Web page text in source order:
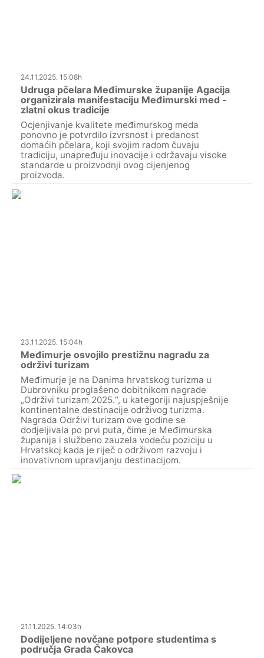
24.11.2025. 15:08h
Udruga pčelara Međimurske županije Agacija
organizirala manifestaciju Međimurski med -
zlatni okus tradicije
Ocjenjivanje kvalitete međimurskog meda
ponovno je potvrdilo izvrsnost i predanost
domaćih pčelara, koji svojim radom čuvaju
tradiciju, unapređuju inovacije i održavaju visoke
standarde u proizvodnji ovog cijenjenog
proizvoda.
23.11.2025. 15:04h
Međimurje osvojilo prestižnu nagradu za
održivi turizam
Međimurje je na Danima hrvatskog turizma u
Dubrovniku proglašeno dobitnikom nagrade
„Održivi turizam 2025.“, u kategoriji najuspješnije
kontinentalne destinacije održivog turizma.
Nagrada Održivi turizam ove godine se
dodjeljivala po prvi puta, čime je Međimurska
županija i službeno zauzela vodeću poziciju u
Hrvatskoj kada je riječ o održivom razvoju i
inovativnom upravljanju destinacijom.
21.11.2025. 14:03h
Dodijeljene novčane potpore studentima s
područja Grada Čakovca